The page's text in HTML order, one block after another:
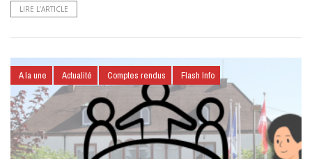
LIRE L’ARTICLE
A la une Actualité Comptes rendus Flash Info